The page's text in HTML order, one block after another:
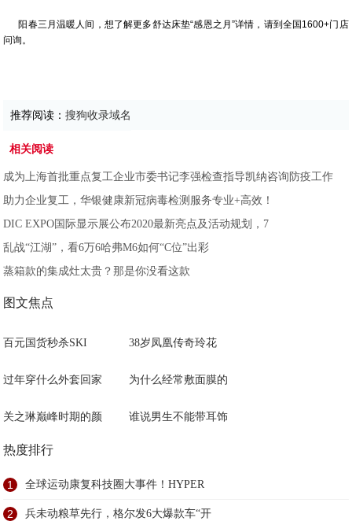
阳春三月温暖人间，想了解更多舒达床垫“感恩之月”详情，请到全国1600+门店
问询。
推荐阅读：搜狗收录域名
相关阅读
成为上海首批重点复工企业市委书记李强检查指导凯纳咨询防疫工作
助力企业复工，华银健康新冠病毒检测服务专业+高效！
DIC EXPO国际显示展公布2020最新亮点及活动规划，7
乱战“江湖”，看6万6哈弗M6如何“C位”出彩
蒸箱款的集成灶太贵？那是你没看这款
图文焦点
百元国货秒杀SKI 38岁凤凰传奇玲花
过年穿什么外套回家 为什么经常敷面膜的
关之琳巅峰时期的颜 谁说男生不能带耳饰
热度排行
1 全球运动康复科技圈大事件！HYPER
2 兵未动粮草先行，格尔发6大爆款车“开